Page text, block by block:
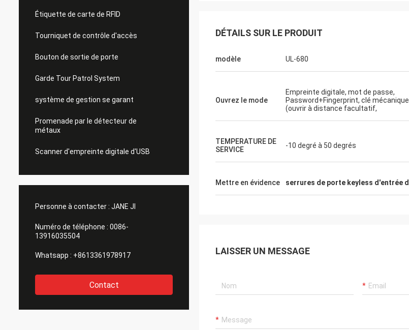
Étiquette de carte de RFID
Tourniquet de contrôle d'accès
Bouton de sortie de porte
Garde Tour Patrol System
système de gestion se garant
Promenade par le détecteur de
métaux
Scanner d'empreinte digitale d'USB
Personne à contacter : JANE JI
Numéro de téléphone : 0086-
13916035504
Whatsapp : +8613361978917
Contact
DÉTAILS SUR LE PRODUIT
modèle UL-680
Ouvrez le mode
Empreinte digitale, mot de passe,
Password+Fingerprint, clé mécanique
(ouvrir à distance facultatif,
TEMPERATURE DE
SERVICE
-10 degré à 50 degrés
Mettre en évidence serrures de porte keyless d'entrée
LAISSER UN MESSAGE